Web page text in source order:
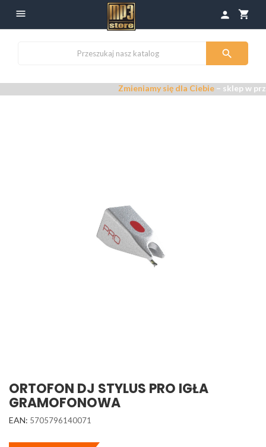
 shopping_cart
person

Zmieniamy się dla Ciebie– sklep w
ORTOFON DJ STYLUS PRO IGŁA
GRAMOFONOWA
EAN: 5705796140071